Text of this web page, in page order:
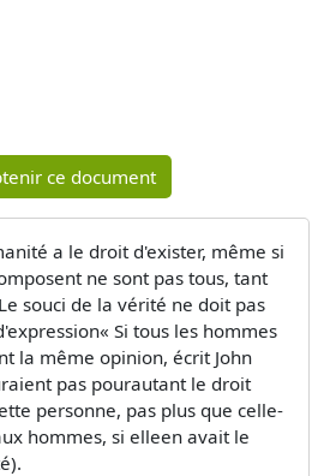
ce document
a le droit d'exister, même si
ne sont pas tous, tant
souci de la vérité ne doit pas
Si tous les hommes
la même opinion, écrit John
pas pourautant le droit
personne, pas plus que celle-
hommes, si elleen avait le